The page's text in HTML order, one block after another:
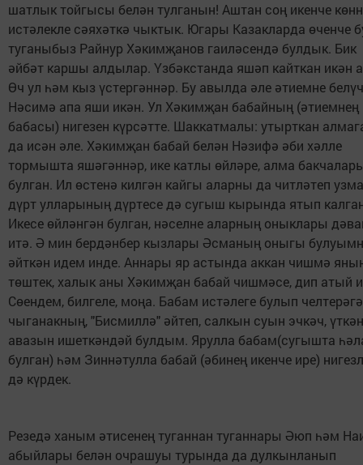
шатлык тойгысы белән тулганын! Аштан соң икенче
истәлекле сәяхәткә чыктык. Югары Казакларда өченче
туганыбыз Райнур Хәкимҗанов гаиләсендә булдык. Бик
әйбәт каршы алдылар. Үзбәкстанда яшәп кайткан икән
Өч ул һәм кыз үстергәннәр. Бу авылда әле әтиемне
Нәсимә апа яши икән. Ул Хәкимҗан бабайның (әтиемнең
бабасы) нигезен күрсәтте. Шаккатмалы: утырткан
да исән әле. Хәкимҗан бабай белән Нәзифә әби хәлле
тормышта яшәгәннәр, ике катлы өйләре, алма
булган. Ил өстенә килгән кайгы аларны да читләтеп
дүрт улларының дүртесе дә сугыш кырында ятып
Икесе өйләнгән булган, нәселне аларның оныклары
итә. Ә мин бердәнбер кызлары Әсманың оныгы
әйткән идем инде. Аннары яр астында аккан чишмә
төштек, халык аны Хәкимҗан бабай чишмәсе, дип атый
Сөендем, билгеле, моңа. Бабам истәлеге булып
чыганакның, "Бисмиллә" әйтеп, салкын суын эчкәч,
авазын ишеткәндәй булдым. Ярулла бабам(сугышта
булган) һәм Зиннәтулла бабай (әбинең икенче ире)
дә күрдек.
Резедә ханым әтисенең туганнан туганнары Әюп һәм
абыйлары белән очрашуы турында да дулкынланып